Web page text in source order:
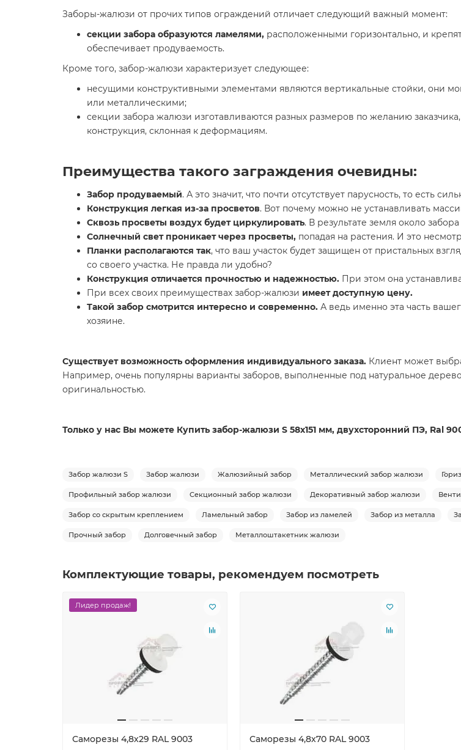
Заборы-жалюзи от прочих типов ограждений отличает следующий важный момент:
секции забора образуются ламелями, расположенными горизонтально, и
обеспечивает продуваемость.
Кроме того, забор-жалюзи характеризует следующее:
несущими конструктивными элементами являются вертикальные стойки, они
или металлическими;
секции забора жалюзи изготавливаются разных размеров по желанию
конструкция, склонная к деформациям.
Преимущества такого заграждения очевидны:
Забор продуваемый. А это значит, что почти отсутствует парусность, то есть
Конструкция легкая из-за просветов. Вот почему можно не устанавливать
Сквозь просветы воздух будет циркулировать. В результате земля около
Солнечный свет проникает через просветы, попадая на растения. И это
Планки располагаются так, что ваш участок будет защищен от пристальных
со своего участка. Не правда ли удобно?
Конструкция отличается прочностью и надежностью. При этом она
При всех своих преимуществах забор-жалюзи имеет доступную цену.
Такой забор смотрится интересно и современно. А ведь именно эта часть
хозяине.
Существует возможность оформления индивидуального заказа. Клиент может
Например, очень популярны варианты заборов, выполненные под натуральное
оригинальностью.
Только у нас Вы можете Купить забор-жалюзи S 58х151 мм, двухсторонний ПЭ, Ral
Забор жалюзи S Забор жалюзи Жалюзийный забор Металлический забор жалюзи
Профильный забор жалюзи Секционный забор жалюзи Декоративный забор жалюзи
Забор со скрытым креплением Ламельный забор Забор из ламелей Забор из металла
Прочный забор Долговечный забор Металлоштакетник жалюзи
Комплектующие товары, рекомендуем посмотреть
Лидер продаж!
Саморезы 4,8х29 RAL 9003 Саморезы 4,8х70 RAL 9003